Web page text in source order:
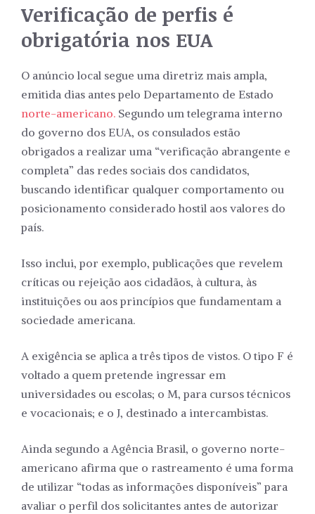
Verificação de perfis é
obrigatória nos EUA
O anúncio local segue uma diretriz mais ampla,
emitida dias antes pelo Departamento de Estado
norte-americano. Segundo um telegrama interno
do governo dos EUA, os consulados estão
obrigados a realizar uma “verificação abrangente e
completa” das redes sociais dos candidatos,
buscando identificar qualquer comportamento ou
posicionamento considerado hostil aos valores do
país.
Isso inclui, por exemplo, publicações que revelem
críticas ou rejeição aos cidadãos, à cultura, às
instituições ou aos princípios que fundamentam a
sociedade americana.
A exigência se aplica a três tipos de vistos. O tipo F é
voltado a quem pretende ingressar em
universidades ou escolas; o M, para cursos técnicos
e vocacionais; e o J, destinado a intercambistas.
Ainda segundo a Agência Brasil, o governo norte-
americano afirma que o rastreamento é uma forma
de utilizar “todas as informações disponíveis” para
avaliar o perfil dos solicitantes antes de autorizar